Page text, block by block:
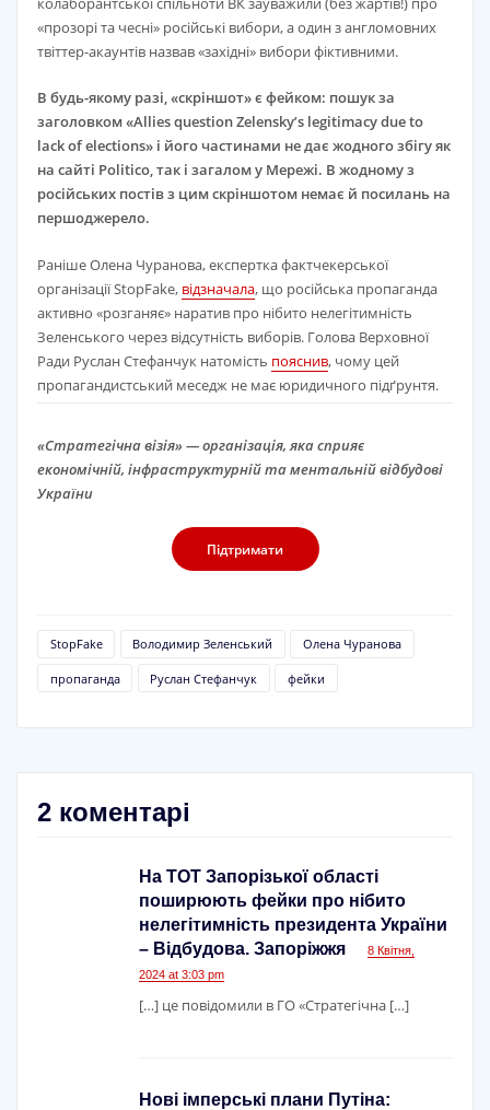
«прозорі та чесні» російські вибори, а один з англомовних
твіттер-акаунтів назвав «західні» вибори фіктивними.
В будь-якому разі, «скріншот» є фейком: пошук за
заголовком «Allies question Zelensky’s legitimacy due to
lack of elections» і його частинами не дає жодного збігу як
на сайті Politico, так і загалом у Мережі. В жодному з
російських постів з цим скріншотом немає й посилань на
першоджерело.
Раніше Олена Чуранова, експертка фактчекерської
організації StopFake, відзначала, що російська пропаганда
активно «розганяє» наратив про нібито нелегітимність
Зеленського через відсутність виборів. Голова Верховної
Ради Руслан Стефанчук натомість пояснив, чому цей
пропагандистський меседж не має юридичного підґрунтя.
«Стратегічна візія» — організація, яка сприяє
економічній, інфраструктурній та ментальній відбудові
України
Підтримати
StopFake Володимир Зеленський Олена Чуранова
пропаганда Руслан Стефанчук фейки
2 коментарі
На ТОТ Запорізької області
поширюють фейки про нібито
нелегітимність президента України
– Відбудова. Запоріжжя
8 Квітня,
2024 at 3:03 pm
[…] це повідомили в ГО «Стратегічна […]
Нові імперські плани Путіна: